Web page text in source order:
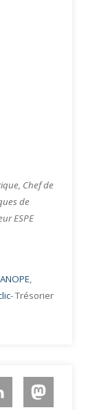
Chef de
de
ESPE
,
- Trésorier